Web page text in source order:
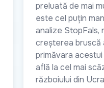
preluată de mai
este cel puțin
analize
creșterea bruscă
primăvara
află la cel mai
războiului din